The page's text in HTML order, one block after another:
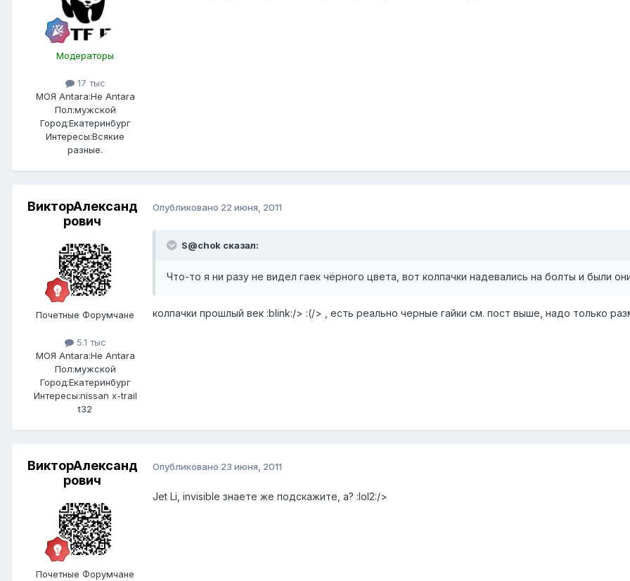
Модераторы
17 тыс
МОЯ Antara:Не Antara
Пол:мужской
Город:Екатеринбург
Интересы:Всякие
разные.
ВикторАлександ
рович
Почетные Форумчане
5.1 тыс
МОЯ Antara:Не Antara
Пол:мужской
Город:Екатеринбург
Интересы:nissan x-trail
t32
Опубликовано 22 июня, 2011
S@chok сказал:
Что-то я ни разу не видел гаек чёрного цвета, вот колпачки надевались на болты и были
колпачки прошлый век :blink:/> :(/> , есть реально черные гайки см. пост выше, надо только
ВикторАлександ
рович
Почетные Форумчане
Опубликовано 23 июня, 2011
Jet Li, invisible знаете же подскажите, а? :lol2:/>